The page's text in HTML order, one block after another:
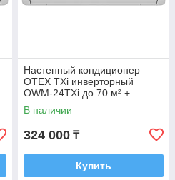
Настенный кондиционер
OTEX TXi инверторный
OWM-24TXi до 70 м² +
монтажный комплект
В наличии
324 000 ₸
Купить